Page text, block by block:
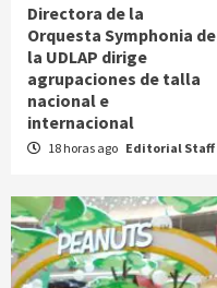
Directora de la
Orquesta Symphonia de
la UDLAP dirige
agrupaciones de talla
nacional e
internacional
18 horas ago Editorial Staff